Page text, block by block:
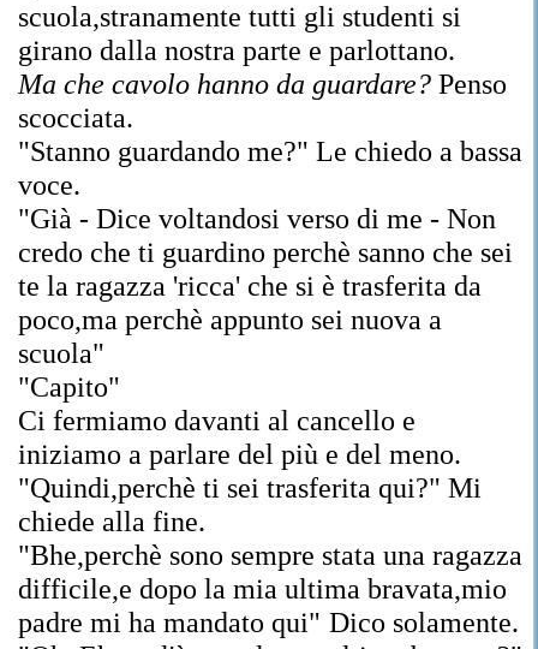
scuola,stranamente tutti gli studenti si
girano dalla nostra parte e parlottano.
Ma che cavolo hanno da guardare? Penso
scocciata.
"Stanno guardando me?" Le chiedo a bassa
voce.
"Già - Dice voltandosi verso di me - Non
credo che ti guardino perchè sanno che sei
te la ragazza 'ricca' che si è trasferita da
poco,ma perchè appunto sei nuova a
scuola"
"Capito"
Ci fermiamo davanti al cancello e
iniziamo a parlare del più e del meno.
"Quindi,perchè ti sei trasferita qui?" Mi
chiede alla fine.
"Bhe,perchè sono sempre stata una ragazza
difficile,e dopo la mia ultima bravata,mio
padre mi ha mandato qui" Dico solamente.